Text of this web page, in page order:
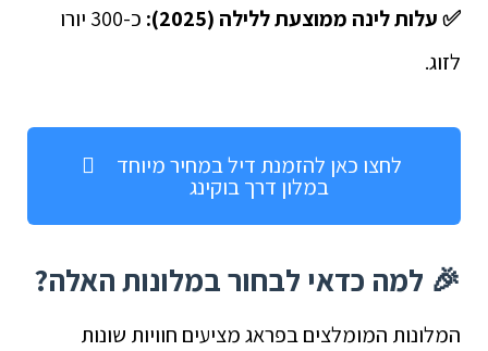
✅עלות לינה ממוצעת ללילה (2025):
כ-300 יורו
לזוג.
לחצו כאן להזמנת דיל במחיר מיוחד
במלון דרך בוקינג
🎉 למה כדאי לבחור במלונות האלה?
המלונות המומלצים בפראג מציעים חוויות שונות